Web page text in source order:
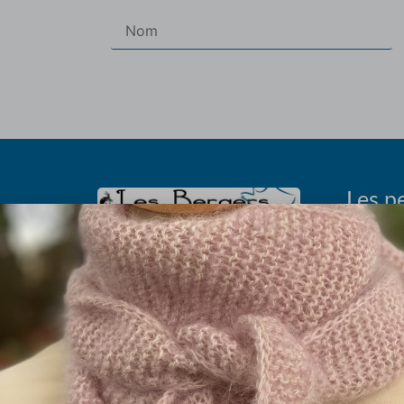
Olivier et Marielle Chautard
Ferme de Rouzaud (sur RDV)
09100 St Victor Rouzaud
09.75.99.11.94
Les
Les
Histoire du
Taille à
Les fils
La